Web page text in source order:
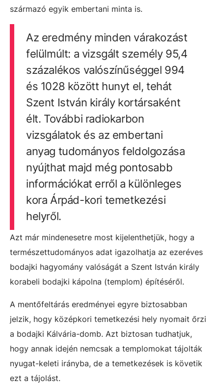
származó egyik embertani minta is.
Az eredmény minden várakozást
felülmúlt: a vizsgált személy 95,4
százalékos valószínűséggel 994
és 1028 között hunyt el, tehát
Szent István király kortársaként
élt. További radiokarbon
vizsgálatok és az embertani
anyag tudományos feldolgozása
nyújthat majd még pontosabb
információkat erről a különleges
kora Árpád-kori temetkezési
helyről.
Azt már mindenesetre most kijelenthetjük, hogy a
természettudományos adat igazolhatja az ezeréves
bodajki hagyomány valóságát a Szent István király
korabeli bodajki kápolna (templom) építéséről.
A mentőfeltárás eredményei egyre biztosabban
jelzik, hogy középkori temetkezési hely nyomait őrzi
a bodajki Kálvária-domb. Azt biztosan tudhatjuk,
hogy annak idején nemcsak a templomokat tájolták
nyugat-keleti irányba, de a temetkezések is követik
ezt a tájolást.